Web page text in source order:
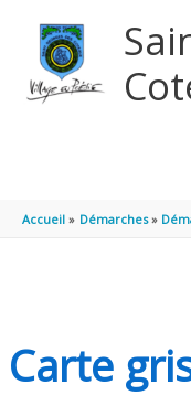
Accueil Démarches
Carte